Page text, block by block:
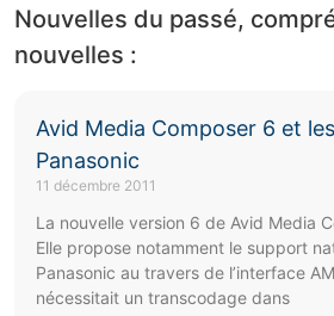
Nouvelles du passé,
nouvelles :
Avid Media Composer 6 et
Panasonic
11 décembre 2011
La nouvelle version 6 de Avid Media
Elle propose notamment le support
Panasonic au travers de l’interface
nécessitait un transcodage dans